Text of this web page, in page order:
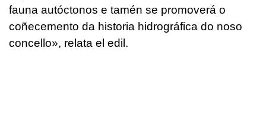
fauna autóctonos e tamén se promoverá o
coñecemento da historia hidrográfica do noso
concello», relata el edil.